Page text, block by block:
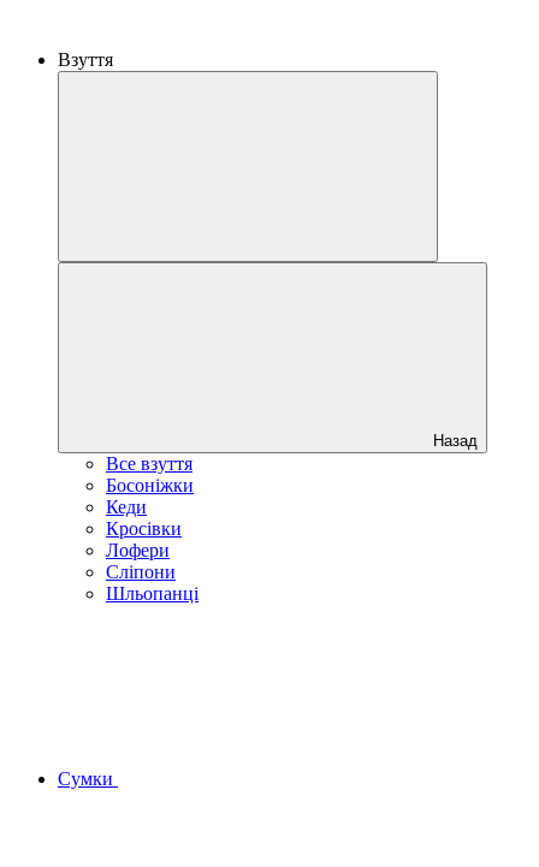
Взуття
Назад
Все взуття
Босоніжки
Кеди
Кросівки
Лофери
Сліпони
Шльопанці
Сумки